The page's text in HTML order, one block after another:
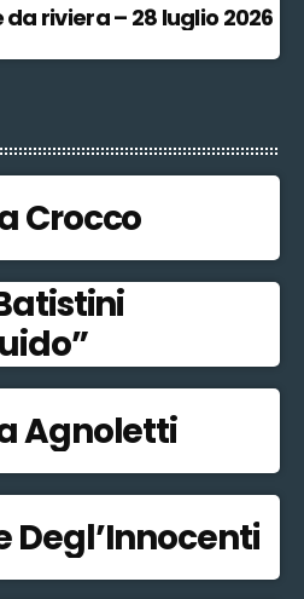
da riviera – 28 luglio 2026
Crocco
Agnoletti
Degl’Innocenti